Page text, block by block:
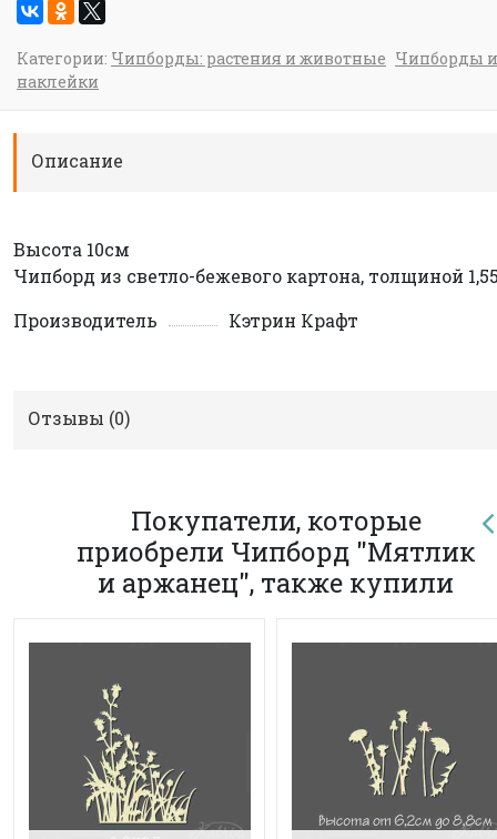
Категории: Чипборды: растения и животные Чипборды и
наклейки
Описание
Высота 10см
Чипборд из светло-бежевого картона, толщиной
Производитель
Кэтрин Крафт
Отзывы (0)
Покупатели, которые
приобрели Чипборд "Мятлик
и аржанец", также купили